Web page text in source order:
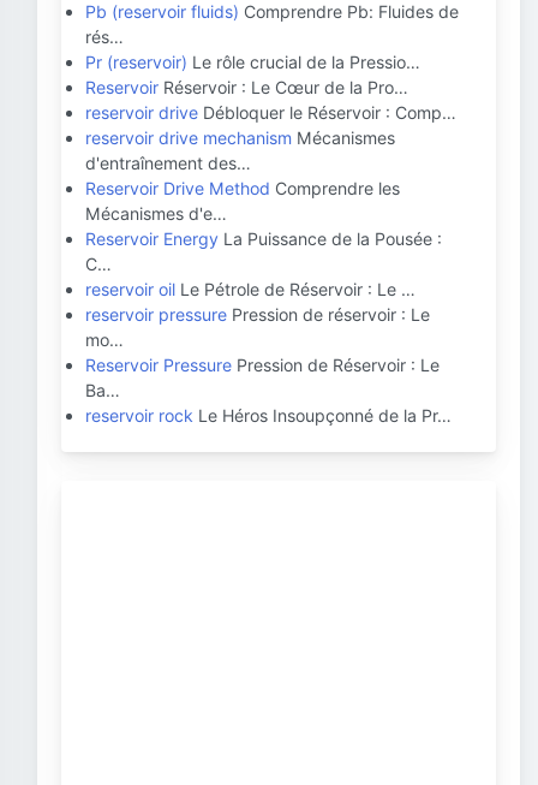
Pb (reservoir fluids) Comprendre Pb: Fluides de
rés…
Pr (reservoir) Le rôle crucial de la Pressio…
Reservoir Réservoir : Le Cœur de la Pro…
reservoir drive Débloquer le Réservoir : Comp…
reservoir drive mechanism Mécanismes
d'entraînement des…
Reservoir Drive Method Comprendre les
Mécanismes d'e…
Reservoir Energy La Puissance de la Pousée :
C…
reservoir oil Le Pétrole de Réservoir : Le …
reservoir pressure Pression de réservoir : Le
mo…
Reservoir Pressure Pression de Réservoir : Le
Ba…
reservoir rock Le Héros Insoupçonné de la Pr…